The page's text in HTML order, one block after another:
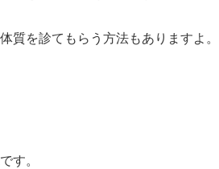
質を診てもらう方法もありますよ。
す。